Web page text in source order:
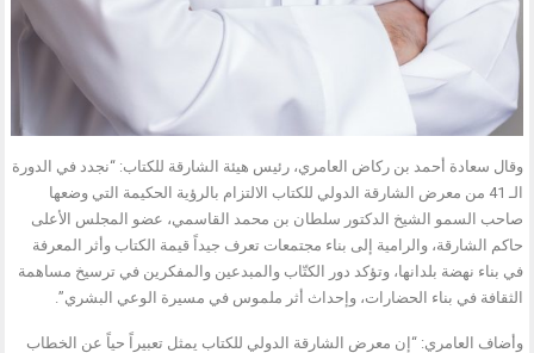
وقال سعادة أحمد بن ركاض العامري، رئيس هيئة الشارقة للكتاب: “نجدد في الدورة
الـ 41 من معرض الشارقة الدولي للكتاب الالتزام بالرؤية الحكيمة التي وضعها
صاحب السمو الشيخ الدكتور سلطان بن محمد القاسمي، عضو المجلس الأعلى
حاكم الشارقة، والرامية إلى بناء مجتمعات تعرف جيداً قيمة الكتاب وأثر المعرفة
في بناء نهضة بلدانها، وتؤكد دور الكتّاب والمبدعين والمفكرين في ترسيخ مساهمة
الثقافة في بناء الحضارات، وإحداث أثر ملموس في مسيرة الوعي البشري”.
وأضاف العامري: “إن معرض الشارقة الدولي للكتاب يمثل تعبيراً حياً عن الخطاب